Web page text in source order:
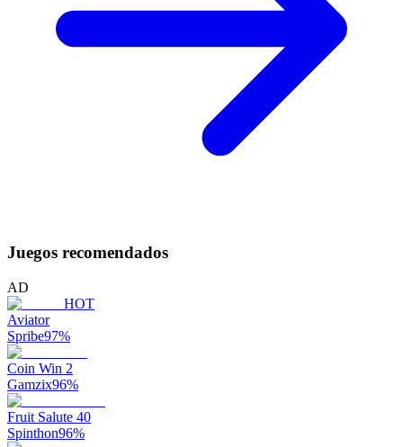
Juegos recomendados
AD
HOT
Aviator
Spribe97%
Coin Win 2
Gamzix96%
Fruit Salute 40
Spinthon96%